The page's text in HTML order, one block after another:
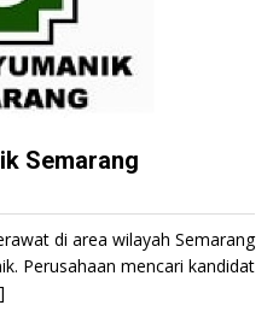
Semarang
di area wilayah Semarang
Perusahaan mencari kandidat